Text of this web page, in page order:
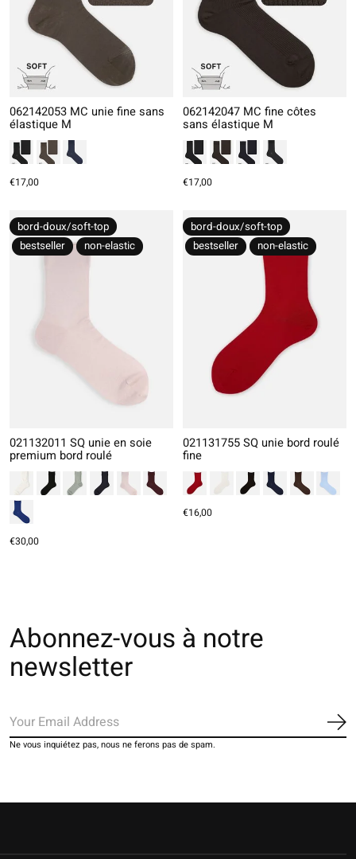
062142053 MC unie fine sans
élastique M
€17,00
062142047 MC fine côtes
sans élastique M
€17,00
bord-doux/soft-top
bestseller
non-elastic
021132011 SQ unie en soie
premium bord roulé
€30,00
bord-doux/soft-top
bestseller
non-elastic
021131755 SQ unie bord roulé
fine
€16,00
Abonnez-vous à notre
newsletter
Ne vous inquiétez pas, nous ne ferons pas de spam.